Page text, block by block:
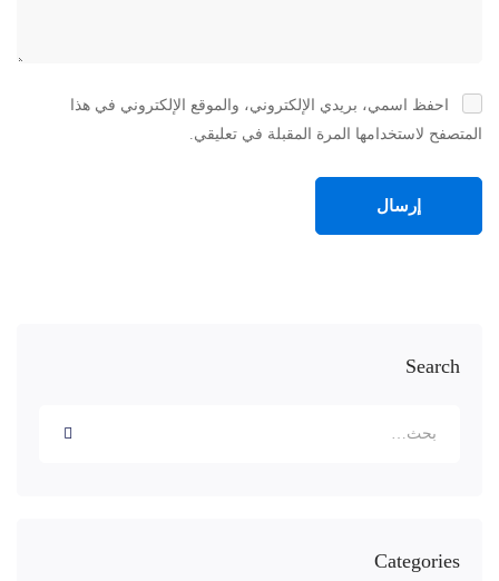
Search
Categories
احفظ اسمي، بريدي الإلكتروني، والموقع الإلكتروني في هذا
المتصفح لاستخدامها المرة المقبلة في تعليقي.